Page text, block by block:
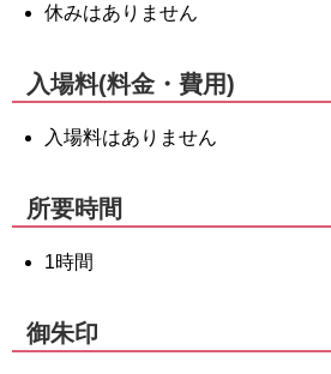
休みはありません
入場料(料金・費用)
入場料はありません
所要時間
1時間
御朱印